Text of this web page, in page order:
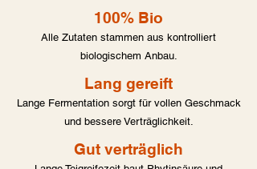
100% Bio
Alle Zutaten stammen aus kontrolliert
biologischem Anbau.​
Lang gereift
Lange Fermentation sorgt für vollen Geschmack
und bessere Verträglichkeit.
Gut verträglich